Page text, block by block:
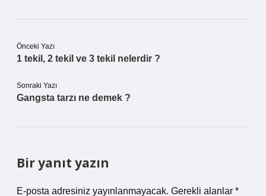
Önceki Yazı
1 tekil, 2 tekil ve 3 tekil nelerdir ?
Sonraki Yazı
Gangsta tarzı ne demek ?
Bir yanıt yazın
E-posta adresiniz yayınlanmayacak. Gerekli alanlar *